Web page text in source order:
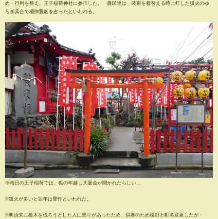
め・行列を整え、王子稲荷神社に参拝した。 農民達は、装束を着替える時に灯した狐火のゆ
らぎ具合で稲作豊凶を占ったといわれる。
※晦日の王子稲荷では、狐の年越し大宴会が開かれたらしい…
※狐火が多いと翌年は豊作といわれた。
※明治末に榎木を伐ろうとした人に祟りがあったため、供養のため榎町と町名変更したが・